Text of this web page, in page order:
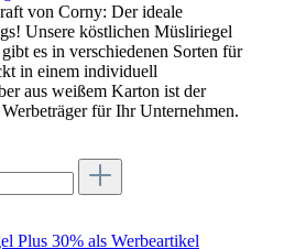
von Corny: Der ideale
Unsere köstlichen Müsliriegel
es in verschiedenen Sorten für
in einem individuell
aus weißem Karton ist der
für Ihr Unternehmen.